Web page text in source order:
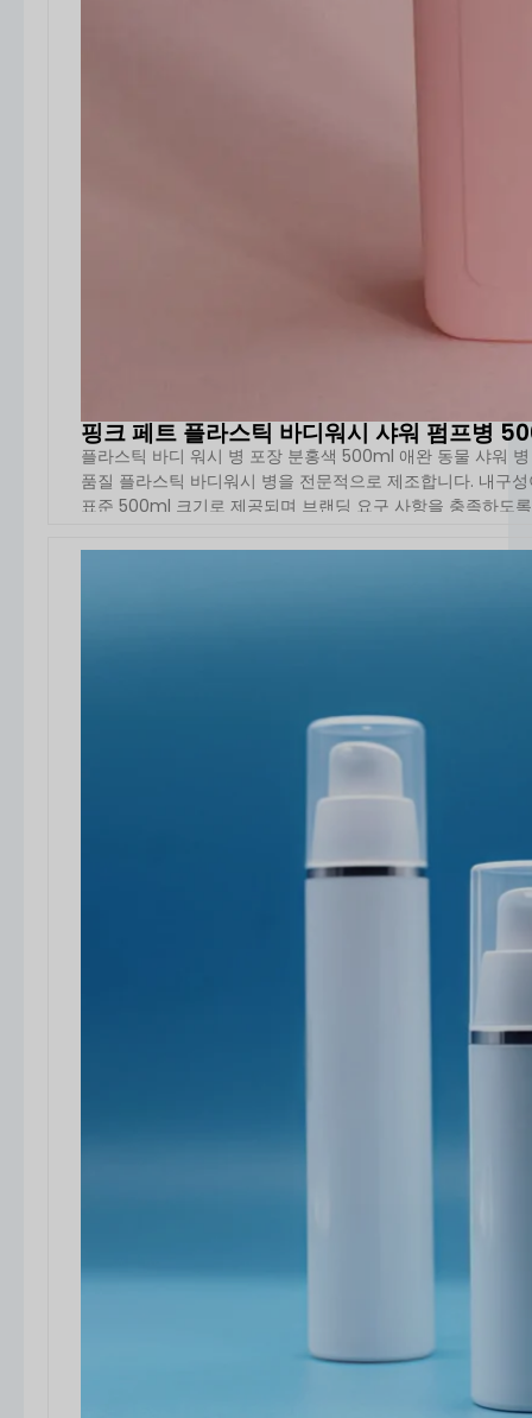
핑크 페트 플라스틱 바디워시 샤워 펌프병
플라스틱 바디 워시 병 포장 분홍색 500ml 애완 동물 샤워
품질 플라스틱 바디워시 병을 전문적으로 제조합니다. 내구
표준 500ml 크기로 제공되며 브랜딩 요구 사항을 충족하도